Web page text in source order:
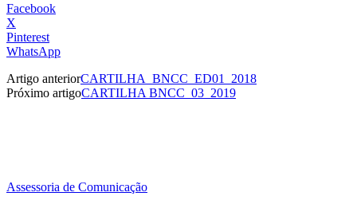
Facebook
X
Pinterest
WhatsApp
Artigo anteriorCARTILHA_BNCC_ED01_2018
Próximo artigoCARTILHA BNCC_03_2019
Assessoria de Comunicação